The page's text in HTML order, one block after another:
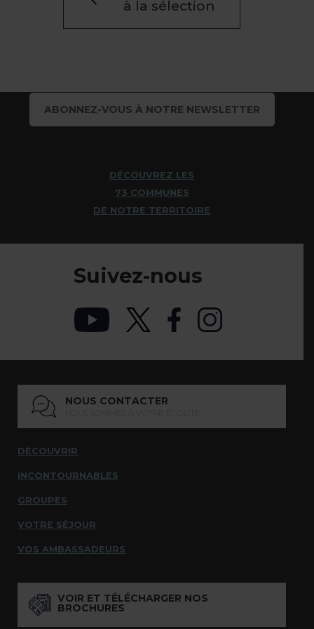
à la sélection
ABONNEZ-VOUS À NOTRE NEWSLETTER
DÉCOUVREZ LES
73 COMMUNES
DE NOTRE TERRITOIRE
Suivez-nous
NOUS CONTACTER
DÉCOUVRIR
INCONTOURNABLES
GROUPES
VOTRE SÉJOUR
VOS AMBASSADEURS
VOIR ET TÉLÉCHARGER NOS
BROCHURES